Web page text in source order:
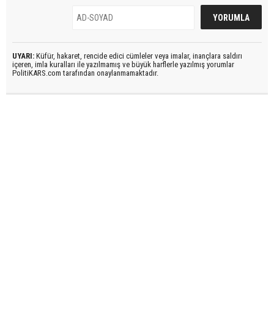
UYARI: Küfür, hakaret, rencide edici cümleler veya imalar, inançlara saldırı
içeren, imla kuralları ile yazılmamış ve büyük harflerle yazılmış yorumlar
PolitiKARS.com tarafından onaylanmamaktadır.